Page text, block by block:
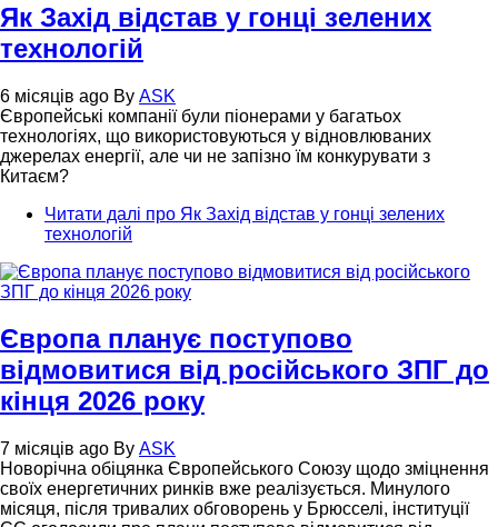
Як Захід відстав у гонці зелених
технологій
6 місяців ago By ASK
Європейські компанії були піонерами у багатьох
технологіях, що використовуються у відновлюваних
джерелах енергії, але чи не запізно їм конкурувати з
Китаєм?
Читати далі про Як Захід відстав у гонці зелених
технологій
Європа планує поступово
відмовитися від російського ЗПГ до
кінця 2026 року
7 місяців ago By ASK
Новорічна обіцянка Європейського Союзу щодо зміцнення
своїх енергетичних ринків вже реалізується. Минулого
місяця, після тривалих обговорень у Брюсселі, інституції